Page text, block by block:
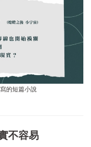
的短篇小說
不容易